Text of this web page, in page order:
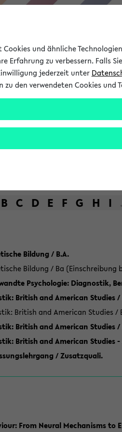
Forschung Studium
Lehrangebot
B C D E F G H I
Bildung / B.A.
Bildung / Ba (Einschreibung
Psychologie: Diagnostik,
British and American Studies /
British and American Studies /
British and American Studies /
British and American Studies
/ Zusatzquali.
From Neural Mechanisms to
Cookies und ähnliche
Erfahrung zu verbessern. Falls
jederzeit unter
den verwendeten Cookies und